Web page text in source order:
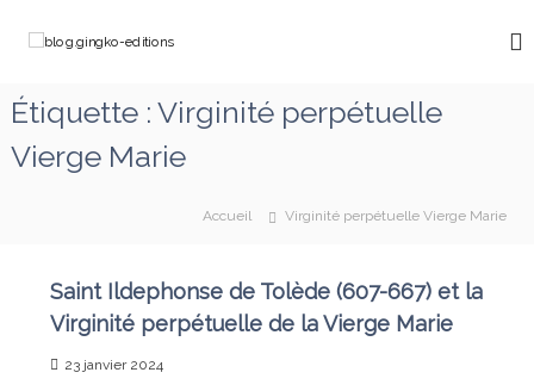
o
g
i
k
o
m
i
s
c
M
Étiquette : Virginité perpétuelle
Vierge Marie
Accueil Virginité perpétuelle Vierge Marie
Saint Ildephonse de Tolède (607-667) et la
Virginité perpétuelle de la Vierge Marie
23 janvier 2024